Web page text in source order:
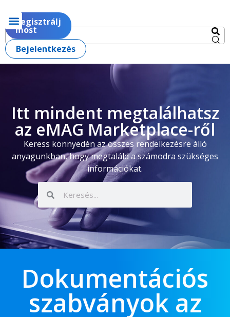
Regisztrálj
most
Bejelentkezés
Itt mindent megtalálhatsz
az eMAG Marketplace-ről
Keress könnyedén az összes rendelkezésre álló
anyagunkban, hogy megtaláld a számodra szükséges
információkat.
Dokumentációs
szabványok az